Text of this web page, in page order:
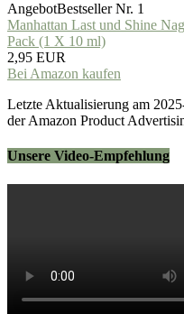
AngebotBestseller Nr. 1
Manhattan Last und Shine
Pack (1 X 10 ml)
2,95 EUR
Bei Amazon kaufen
Letzte Aktualisierung am
der Amazon Product
Unsere Video-Empfehlung